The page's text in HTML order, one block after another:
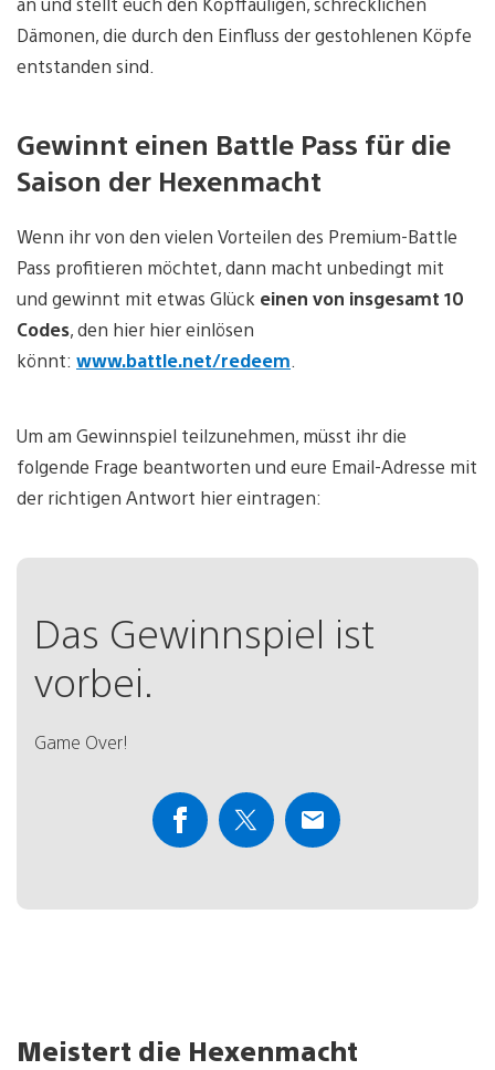
Dämonen, die durch den Einfluss der gestohlenen Köpfe
entstanden sind.
Gewinnt einen Battle Pass für die
Saison der Hexenmacht
Wenn ihr von den vielen Vorteilen des Premium-Battle
Pass profitieren möchtet, dann macht unbedingt mit
und gewinnt mit etwas Glück einen von insgesamt 10
Codes, den hier hier einlösen
könnt: www.battle.net/redeem
Um am Gewinnspiel teilzunehmen, müsst ihr die
folgende Frage beantworten und eure Email-Adresse mit
der richtigen Antwort hier eintragen:
Das Gewinnspiel ist
vorbei.
Game Over!
Meistert die Hexenmacht